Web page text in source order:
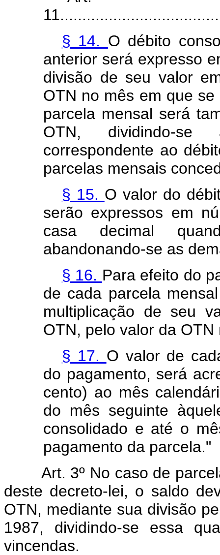
§ 14. O débito
anterior será expresso
divisão de seu valor
OTN no mês em que
parcela mensal será
OTN, dividindo-
correspondente ao
parcelas mensais
§ 15. O valor do
serão expressos em
casa decimal
abandonando-se as
§ 16. Para efeito do
de cada parcela
multiplicação de seu
OTN, pelo valor da
§ 17. O valor de
do pagamento, será
cento) ao mês
do mês seguinte
consolidado e até o
pagamento da parcela."
Art. 3º No caso de
deste decreto-lei, o saldo
OTN, mediante sua divisão
1987, dividindo-se essa
vincendas.